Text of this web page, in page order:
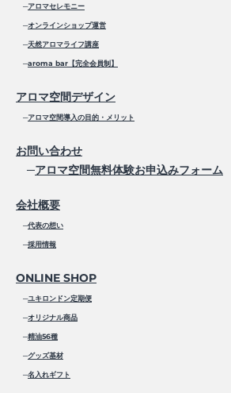
─アロマセレモニー
─オンラインショップ運営
─天然アロマライフ講座
─aroma bar【完全会員制】
アロマ空間デザイン
─アロマ空間導入の目的・メリット
お問い合わせ
─アロマ空間無料体験お申込みフォーム
会社概要
─代表の想い
─採用情報
ONLINE SHOP
─ユキロンドン定期便
─オリジナル商品
─精油56種
─グッズ基材
─名入れギフト